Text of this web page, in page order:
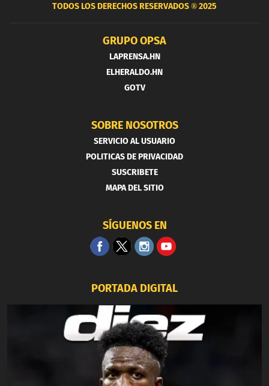
TODOS LOS DERECHOS RESERVADOS ®2025
GRUPO OPSA
LAPRENSA.HN
ELHERALDO.HN
GOTV
SOBRE NOSOTROS
SERVICIO AL USUARIO
POLITICAS DE PRIVACIDAD
SUSCRIBETE
MAPA DEL SITIO
SÍGUENOS EN
PORTADA DIGITAL